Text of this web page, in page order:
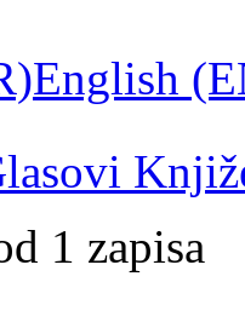
English
1 zapisa